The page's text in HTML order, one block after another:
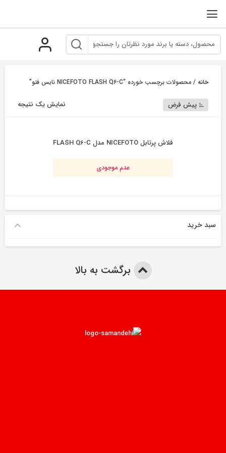
خانه / محصولات برچسب خورده “NICEFOTO FLASH Q6-C نایس فتو”
نمایش یک نتیجه پیش فرض
فلاش پرتابل NICEFOTO مدل FLASH Q6-C
عدم موجودی
سبد خرید
برگشت به بالا